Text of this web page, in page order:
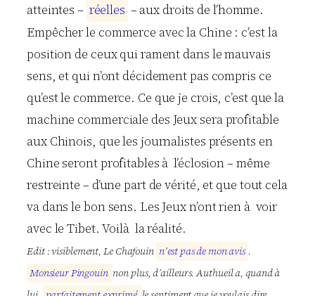
atteintes – réelles – aux droits de l’homme.
Empêcher le commerce avec la Chine : c’est la
position de ceux qui rament dans le mauvais
sens, et qui n’ont décidement pas compris ce
qu’est le commerce. Ce que je crois, c’est que la
machine commerciale des Jeux sera profitable
aux Chinois, que les journalistes présents en
Chine seront profitables à l’éclosion – même
restreinte – d’une part de vérité, et que tout cela
va dans le bon sens. Les Jeux n’ont rien à voir
avec le Tibet. Voilà la réalité.
Edit : visiblement, Le Chafouin n’est pasde monavis .
MonsieurPingouin non plus, d’ailleurs. Authueil a, quand à